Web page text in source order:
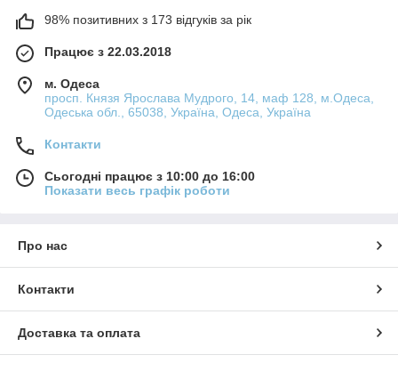
98% позитивних з 173 відгуків за рік
Працює з 22.03.2018
м. Одеса
просп. Князя Ярослава Мудрого, 14, маф 128, м.Одеса,
Одеська обл., 65038, Україна, Одеса, Україна
Контакти
Сьогодні працює з 10:00 до 16:00
Показати весь графік роботи
Про нас
Контакти
Доставка та оплата